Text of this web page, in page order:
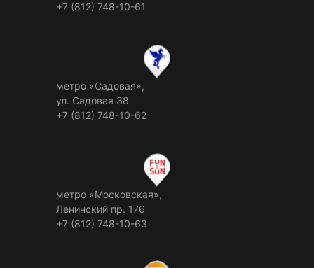
+7 (812) 748-10-61
метро «Садовая»,
ул. Садовая 38
+7 (812) 748-10-62
метро «Московская»,
Ленинский пр. 176
+7 (812) 748-10-63